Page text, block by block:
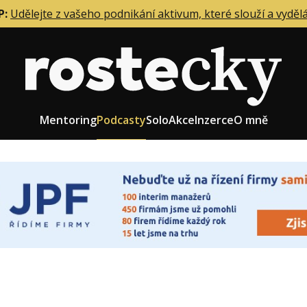
Udělejte z vašeho podnikání aktivum, které slouží a
MentoringPodcastySoloAkceInzerceO mně
firmy
zaměstnanců
Role zakladatele/CEO
Růst firmy